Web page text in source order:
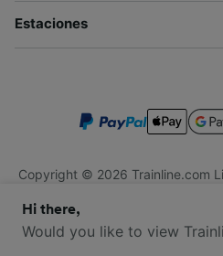
Estaciones
Copyright © 2026 Trainline.com
Trainline.com Limited está
Compañía No. 3846791.
Hi there,
Would you like to view